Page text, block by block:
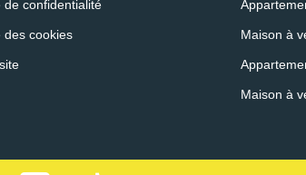
de confidentialité
des cookies Maison à
Maison à